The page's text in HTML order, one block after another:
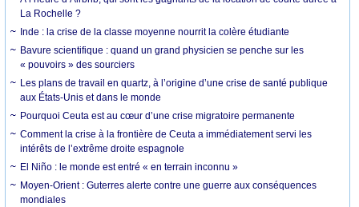
La Rochelle ?
Inde : la crise de la classe moyenne nourrit la colère étudiante
Bavure scientifique : quand un grand physicien se penche sur les
« pouvoirs » des sourciers
Les plans de travail en quartz, à l’origine d’une crise de santé publique
aux États-Unis et dans le monde
Pourquoi Ceuta est au cœur d’une crise migratoire permanente
Comment la crise à la frontière de Ceuta a immédiatement servi les
intérêts de l’extrême droite espagnole
El Niño : le monde est entré « en terrain inconnu »
Moyen-Orient : Guterres alerte contre une guerre aux conséquences
mondiales